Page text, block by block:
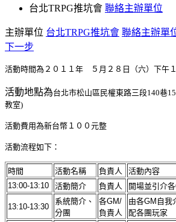
台北TRPG推坑會 聯絡主辦單位
主辦單位 台北TRPG推坑會 聯絡主辦單
下一步
活動時間為２０１１年 ５月２８日（六）下午
活動地點為台北市松山區民權東路三段140巷
教室)
活動費用為新台幣１００元整
活動流程如下：
時間 活動名稱 負責人
活動內容
13:00-13:10
活動簡介 負責人 開場並引介
13:10-13:30
系統簡介、
分團
各GM/
負責人
由各GM自我
配各團玩家